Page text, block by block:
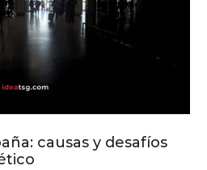
causas y desafíos